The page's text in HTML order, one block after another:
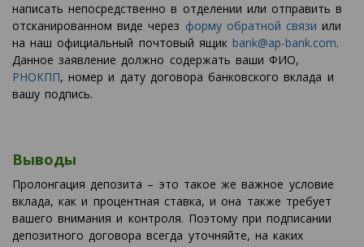
написать непосредственно в отделении или отправить в
отсканированном виде через форму обратной связи или
на наш официальный почтовый ящик bank@ap-bank.com.
Данное заявление должно содержать ваши ФИО,
РНОКПП, номер и дату договора банковского вклада и
вашу подпись.
Выводы
Пролонгация депозита – это такое же важное условие
вклада, как и процентная ставка, и она также требует
вашего внимания и контроля. Поэтому при подписании
депозитного договора всегда уточняйте, на каких